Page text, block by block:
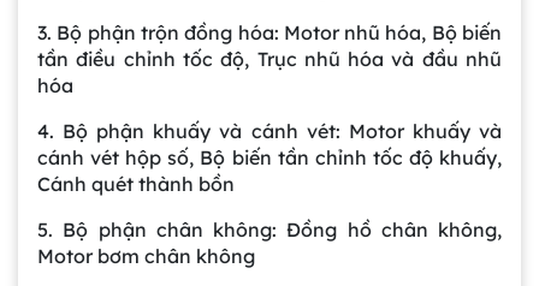
3. Bộ phận trộn đồng hóa: Motor nhũ hóa, Bộ biến
tần điều chỉnh tốc độ, Trục nhũ hóa và đầu nhũ
hóa
4. Bộ phận khuấy và cánh vét: Motor khuấy và
cánh vét hộp số, Bộ biến tần chỉnh tốc độ khuấy,
Cánh quét thành bồn
5. Bộ phận chân không: Đồng hồ chân không,
Motor bơm chân không